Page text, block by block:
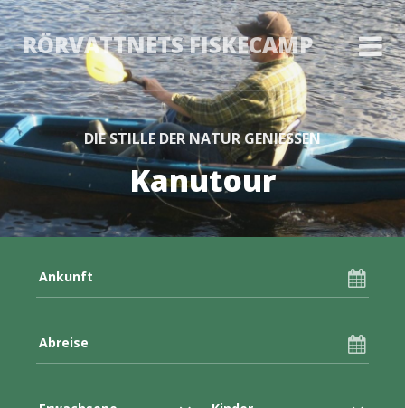
RÖRVATTNETS FISKECAMP
DIE STILLE DER NATUR GENIESSEN
Kanutour